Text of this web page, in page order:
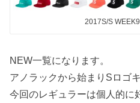
2017S/S
NEW一覧になります。
アノラックから始まりSロゴ
今回のレギュラーは個人的に